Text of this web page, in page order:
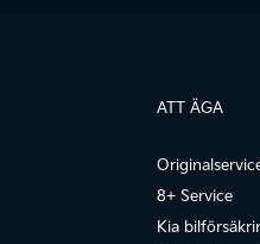
ATT ÄGA
8+ Service
Kia